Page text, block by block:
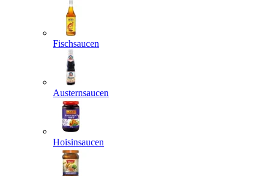
Fischsaucen
Austernsaucen
Hoisinsaucen